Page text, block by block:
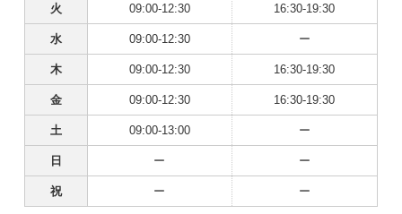
火 09:00-12:30 16:30-19:30
水 09:00-12:30 ー
木 09:00-12:30 16:30-19:30
金 09:00-12:30 16:30-19:30
土 09:00-13:00 ー
日 ー ー
祝 ー ー